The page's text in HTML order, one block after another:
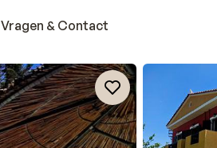
Vragen & Contact